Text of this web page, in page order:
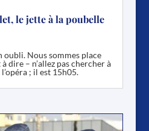
le jette à la poubelle
oubli. Nous sommes place
dire – n’allez pas chercher à
; il est 15h05.